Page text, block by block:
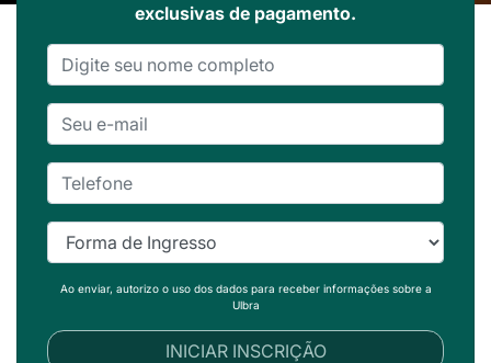
exclusivas de pagamento.
Ao enviar, autorizo o uso dos dados para receber informações sobre a
Ulbra
INICIAR INSCRIÇÃO